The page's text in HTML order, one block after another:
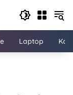
Laptop